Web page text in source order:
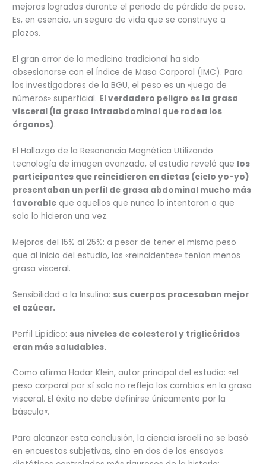
mejoras logradas durante el periodo de pérdida de peso.
Es, en esencia, un seguro de vida que se construye a
plazos.
El gran error de la medicina tradicional ha sido
obsesionarse con el Índice de Masa Corporal (IMC). Para
los investigadores de la BGU, el peso es un «juego de
números» superficial. El verdadero peligro es la grasa
visceral (la grasa intraabdominal que rodea los
órganos).
El Hallazgo de la Resonancia Magnética Utilizando
tecnología de imagen avanzada, el estudio reveló que los
participantes que reincidieron en dietas (ciclo yo-yo)
presentaban un perfil de grasa abdominal mucho más
favorable que aquellos que nunca lo intentaron o que
solo lo hicieron una vez.
Mejoras del 15% al 25%: a pesar de tener el mismo peso
que al inicio del estudio, los «reincidentes» tenían menos
grasa visceral.
Sensibilidad a la Insulina: sus cuerpos procesaban mejor
el azúcar.
Perfil Lipídico: sus niveles de colesterol y triglicéridos
eran más saludables.
Como afirma Hadar Klein, autor principal del estudio: «el
peso corporal por sí solo no refleja los cambios en la grasa
visceral. El éxito no debe definirse únicamente por la
báscula«.
Para alcanzar esta conclusión, la ciencia israelí no se basó
en encuestas subjetivas, sino en dos de los ensayos